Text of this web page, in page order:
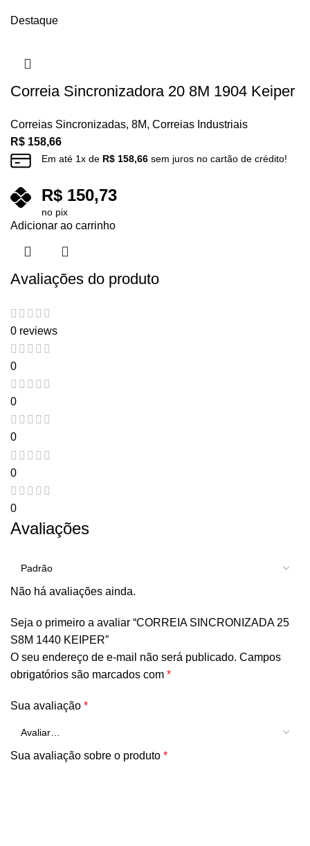
Destaque
Correia Sincronizadora 20 8M 1904 Keiper
Correias Sincronizadas, 8M, Correias Industriais
R$ 158,66
Em até 1x de R$ 158,66 sem juros no cartão de crédito!
R$ 150,73
no pix
Adicionar ao carrinho
Avaliações do produto
0 reviews
0
0
0
0
0
Avaliações
Não há avaliações ainda.
Seja o primeiro a avaliar “CORREIA SINCRONIZADA 25
S8M 1440 KEIPER”
O seu endereço de e-mail não será publicado. Campos
obrigatórios são marcados com *
Sua avaliação *
Sua avaliação sobre o produto *